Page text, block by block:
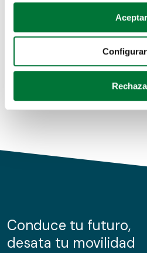
Si lo permite, también
Recopilar información
Identificar su dispositivo
para buscar
Obtenga más información
de cookies.
información sobre el uso que
nuestros partners de redes
Aceptar
Configurar
Coches de segunda mano
Coches de km0
Conduce tu futuro,
desata tu movilidad